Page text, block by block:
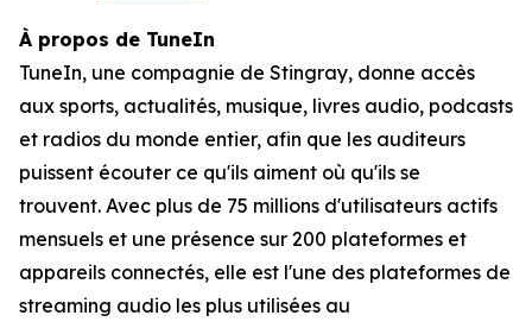
À propos de TuneIn
TuneIn, une compagnie de Stingray, donne accès
aux sports, actualités, musique, livres audio, podcasts
et radios du monde entier, afin que les auditeurs
puissent écouter ce qu'ils aiment où qu'ils se
trouvent. Avec plus de 75 millions d'utilisateurs actifs
mensuels et une présence sur 200 plateformes et
appareils connectés, elle est l'une des plateformes de
streaming audio les plus utilisées au